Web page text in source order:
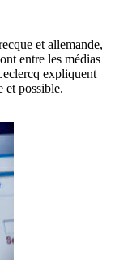
et allemande,
entre les médias
expliquent
et possible.